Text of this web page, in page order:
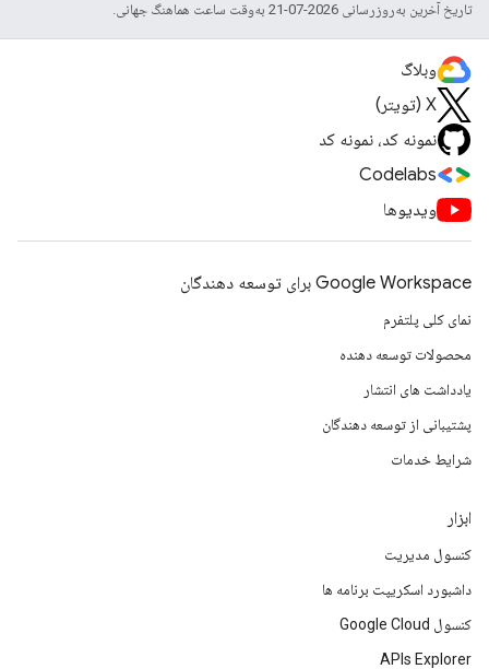
تاریخ آخرین به‌روزرسانی 2026-07-21 به‌وقت ساعت هماهنگ جهانی.
وبلاگ
X (تویتر)
نمونه کد، نمونه کد
Codelabs
ویدیوها
Google Workspace برای توسعه دهندگان
نمای کلی پلتفرم
محصولات توسعه دهنده
یادداشت های انتشار
پشتیبانی از توسعه دهندگان
شرایط خدمات
ابزار
کنسول مدیریت
داشبورد اسکریپت برنامه ها
کنسول Google Cloud
APIs Explorer